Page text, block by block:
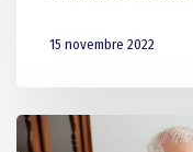
15 novembre 2022